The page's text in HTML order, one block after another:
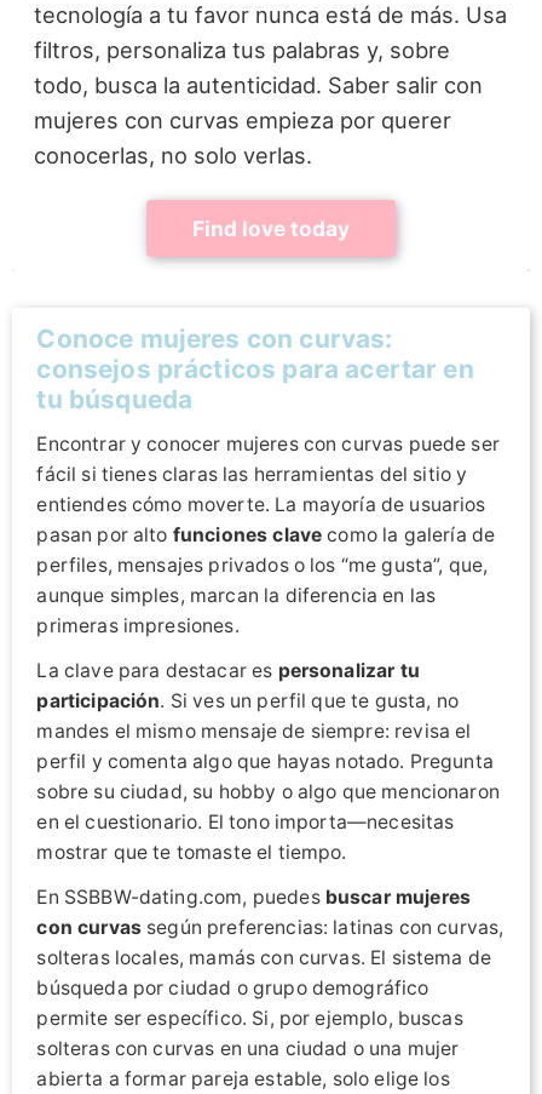
tecnología a tu favor nunca está de más. Usa
filtros, personaliza tus palabras y, sobre
todo, busca la autenticidad. Saber salir con
mujeres con curvas empieza por querer
conocerlas, no solo verlas.
Find love today
Conoce mujeres con curvas:
consejos prácticos para acertar en
tu búsqueda
Encontrar y conocer mujeres con curvas puede ser
fácil si tienes claras las herramientas del sitio y
entiendes cómo moverte. La mayoría de usuarios
pasan por alto funciones clave como la galería de
perfiles, mensajes privados o los “me gusta”, que,
aunque simples, marcan la diferencia en las
primeras impresiones.
La clave para destacar es personalizar tu
participación. Si ves un perfil que te gusta, no
mandes el mismo mensaje de siempre: revisa el
perfil y comenta algo que hayas notado. Pregunta
sobre su ciudad, su hobby o algo que mencionaron
en el cuestionario. El tono importa—necesitas
mostrar que te tomaste el tiempo.
En SSBBW-dating.com, puedes buscar mujeres
con curvas según preferencias: latinas con curvas,
solteras locales, mamás con curvas. El sistema de
búsqueda por ciudad o grupo demográfico
permite ser específico. Si, por ejemplo, buscas
solteras con curvas en una ciudad o una mujer
abierta a formar pareja estable, solo elige los